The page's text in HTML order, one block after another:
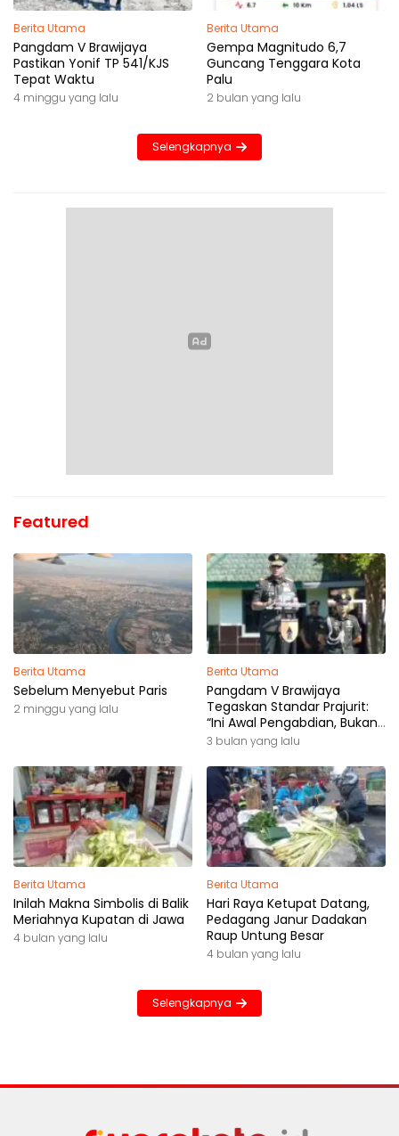
Berita Utama
Pangdam V Brawijaya
Pastikan Yonif TP 541/KJS
Tepat Waktu
4 minggu yang lalu
Berita Utama
Gempa Magnitudo 6,7
Guncang Tenggara Kota
Palu
2 bulan yang lalu
Selengkapnya
Featured
Berita Utama
Sebelum Menyebut Paris
2 minggu yang lalu
Berita Utama
Pangdam V Brawijaya
Tegaskan Standar Prajurit:
“Ini Awal Pengabdian, Bukan
Akhir Perjalanan”
3 bulan yang lalu
Berita Utama
Inilah Makna Simbolis di Balik
Meriahnya Kupatan di Jawa
4 bulan yang lalu
Berita Utama
Hari Raya Ketupat Datang,
Pedagang Janur Dadakan
Raup Untung Besar
4 bulan yang lalu
Selengkapnya